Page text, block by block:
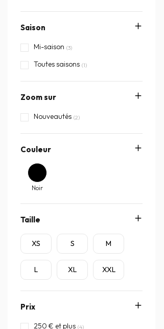
Saison
Mi-saison (3)
Toutes saisons (1)
Zoom sur
Nouveautés (2)
Couleur
Noir
Taille
XS S M
L XL XXL
Prix
250 € et plus (4)